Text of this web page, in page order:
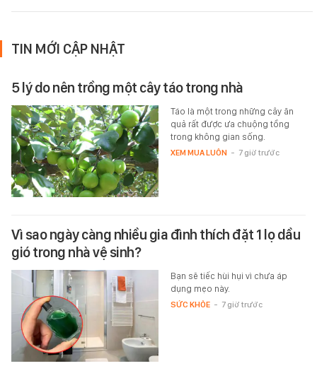
TIN MỚI CẬP NHẬT
5 lý do nên trồng một cây táo trong nhà
Táo là một trong những cây ăn
quả rất được ưa chuộng tồng
trong không gian sống.
XEM MUA LUÔN - 7 giờ trước
Vì sao ngày càng nhiều gia đình thích đặt 1 lọ dầu
gió trong nhà vệ sinh?
Bạn sẽ tiếc hùi hụi vì chưa áp
dụng mẹo này.
SỨC KHỎE - 7 giờ trước